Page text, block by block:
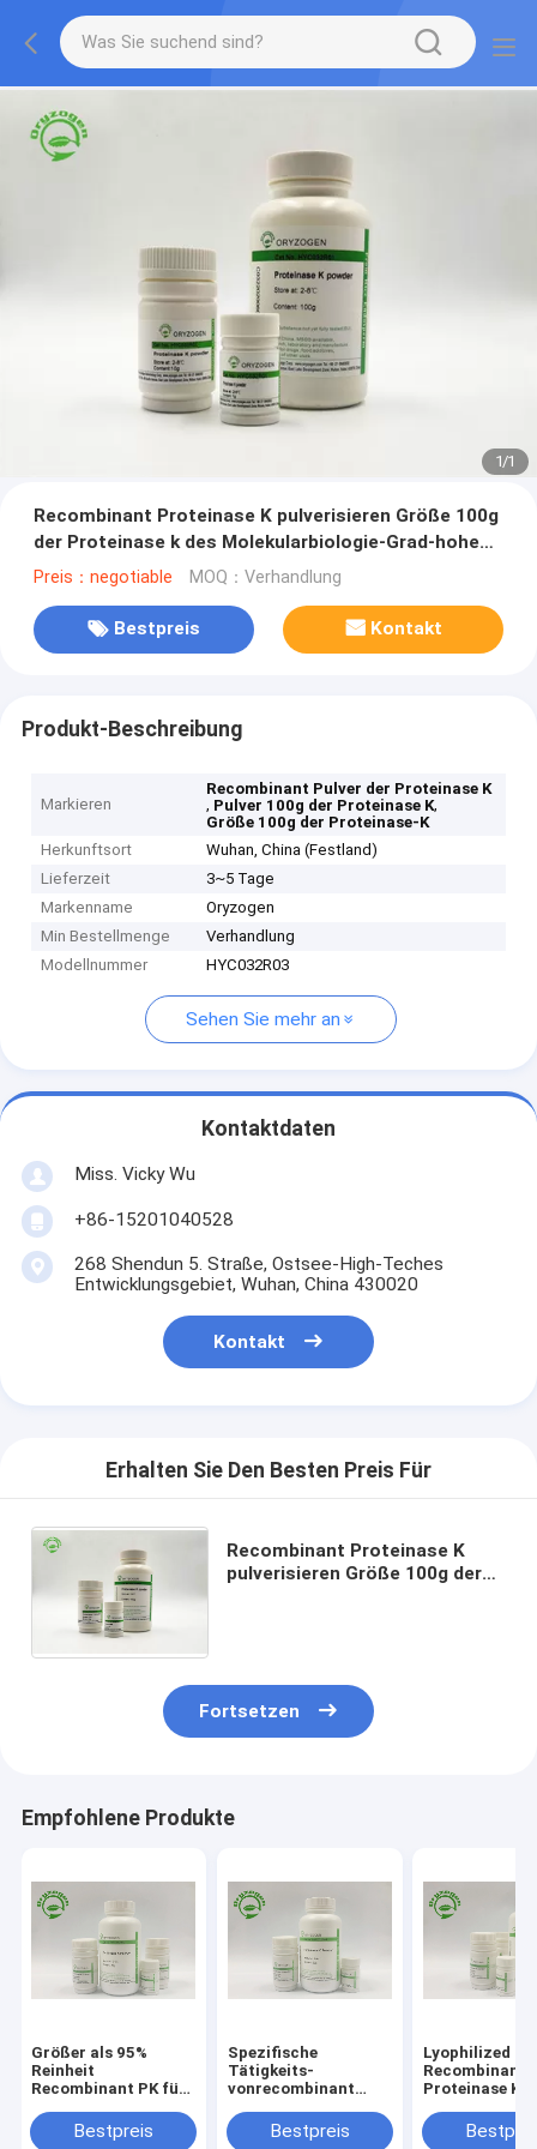
1/1
Recombinant Proteinase K pulverisieren Größe 100g
der Proteinase k des Molekularbiologie-Grad-hohen
Reinheitsgrades
Preis：negotiable MOQ：Verhandlung
Bestpreis Kontakt
Produkt-Beschreibung
Markieren
Recombinant Pulver der Proteinase K
, Pulver 100g der Proteinase K,
Größe 100g der Proteinase-K
Herkunftsort
Wuhan, China (Festland)
Lieferzeit
3~5 Tage
Markenname
Oryzogen
Min Bestellmenge
Verhandlung
Modellnummer
HYC032R03
Sehen Sie mehr an
Kontaktdaten
Miss. Vicky Wu
+86-15201040528
268 Shendun 5. Straße, Ostsee-High-Teches
Entwicklungsgebiet, Wuhan, China 430020
Kontakt
Erhalten Sie Den Besten Preis Für
Recombinant Proteinase K
pulverisieren Größe 100g der
Fortsetzen
Empfohlene Produkte
Größer als 95%
Reinheit
Recombinant PK für
der Nukleinsäure-19
Bestpreis
Spezifische
Tätigkeits-
vonrecombinant
als 40 U/MgP für
DNA-Extraktion
Bestpreis
Lyophilized
Recombinant
Proteinase K